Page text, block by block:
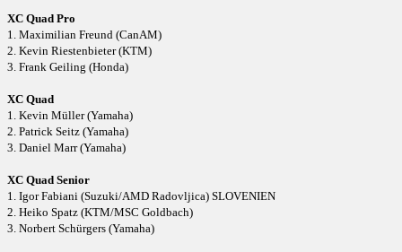
XC Quad Pro
1. Maximilian Freund (CanAM)
2. Kevin Riestenbieter (KTM)
3. Frank Geiling (Honda)
XC Quad
1. Kevin Müller (Yamaha)
2. Patrick Seitz (Yamaha)
3. Daniel Marr (Yamaha)
XC Quad Senior
1. Igor Fabiani (Suzuki/AMD Radovljica) SLOVENIEN
2. Heiko Spatz (KTM/MSC Goldbach)
3. Norbert Schürgers (Yamaha)